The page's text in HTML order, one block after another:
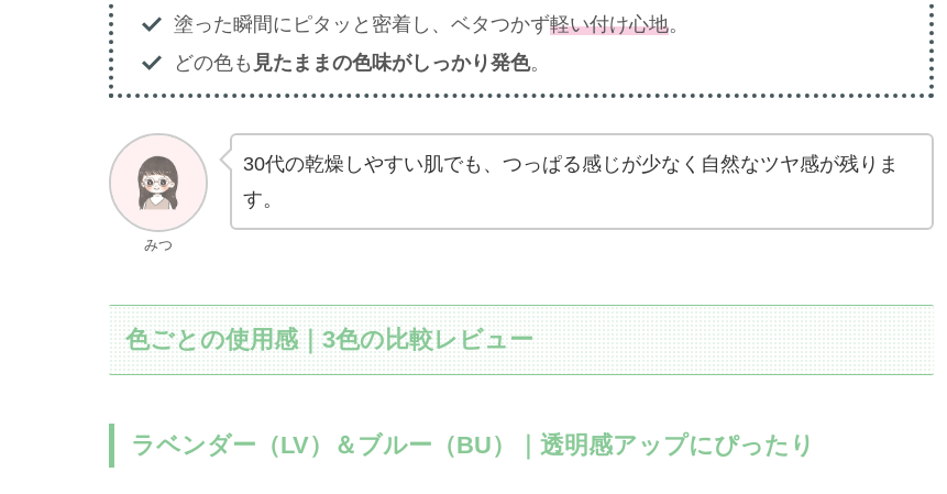
塗った瞬間にピタッと密着し、ベタつかず軽い付け心地。
どの色も 見たままの色味がしっかり発色。
みつ
30代の乾燥しやすい肌でも、つっぱる感じが少なく自然なツヤ感が残りま
す。
色ごとの使用感｜3色の比較レビュー
ラベンダー（LV）＆ブルー（BU）｜透明感アップにぴったり